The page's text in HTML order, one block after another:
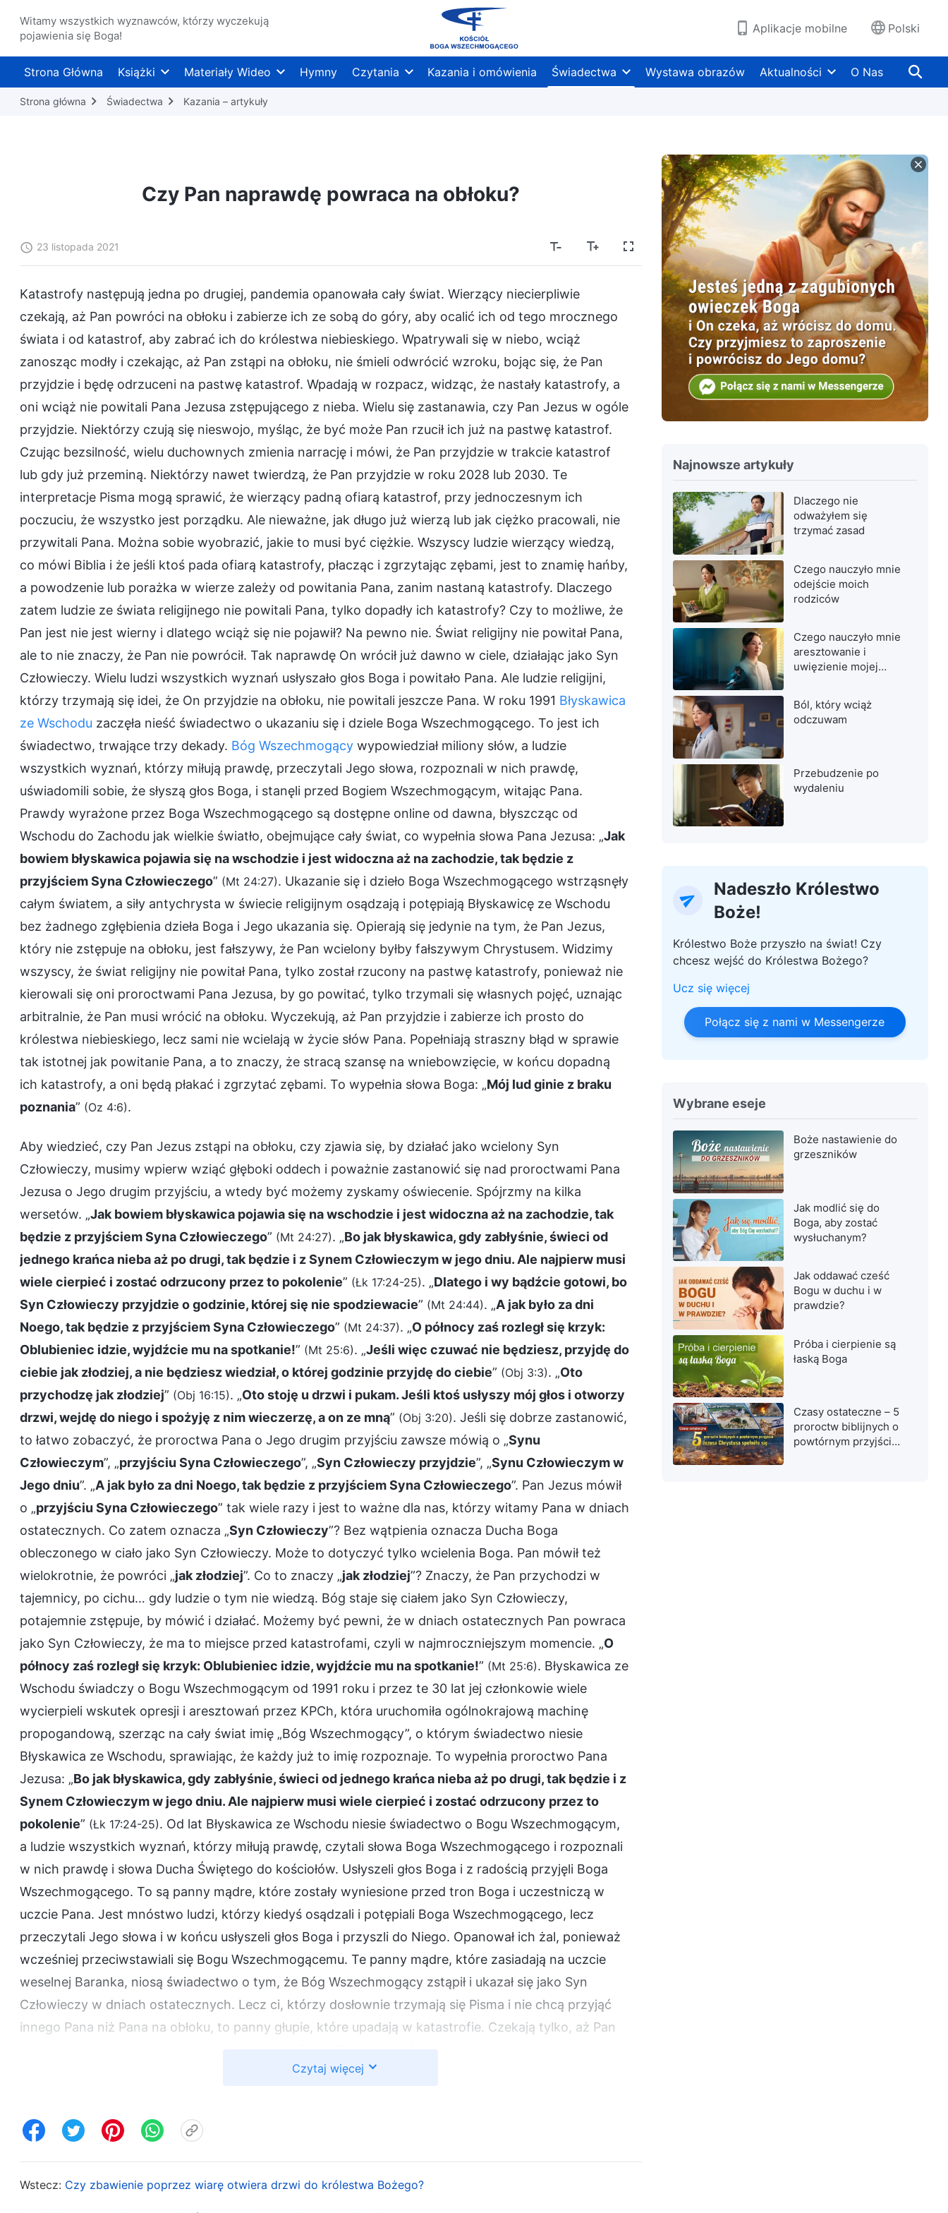
Witamy wszystkich wyznawców, którzy wyczekują
pojawienia się Boga!
Aplikacje mobilne Polski
Strona Główna Książki Materiały Wideo Hymny Czytania Kazania i omówienia Świadectwa Wystawa obrazów Aktualności O Nas
Strona główna Świadectwa Kazania – artykuły
Czy Pan naprawdę powraca na obłoku?
23 listopada 2021
Katastrofy następują jedna po drugiej, pandemia opanowała cały świat. Wierzący niecierpliwie
czekają, aż Pan powróci na obłoku i zabierze ich ze sobą do góry, aby ocalić ich od tego mrocznego
świata i od katastrof, aby zabrać ich do królestwa niebieskiego. Wpatrywali się w niebo, wciąż
zanosząc modły i czekając, aż Pan zstąpi na obłoku, nie śmieli odwrócić wzroku, bojąc się, że Pan
przyjdzie i będę odrzuceni na pastwę katastrof. Wpadają w rozpacz, widząc, że nastały katastrofy, a
oni wciąż nie powitali Pana Jezusa zstępującego z nieba. Wielu się zastanawia, czy Pan Jezus w ogóle
przyjdzie. Niektórzy czują się nieswojo, myśląc, że być może Pan rzucił ich już na pastwę katastrof.
Czując bezsilność, wielu duchownych zmienia narrację i mówi, że Pan przyjdzie w trakcie katastrof
lub gdy już przeminą. Niektórzy nawet twierdzą, że Pan przyjdzie w roku 2028 lub 2030. Te
interpretacje Pisma mogą sprawić, że wierzący padną ofiarą katastrof, przy jednoczesnym ich
poczuciu, że wszystko jest porządku. Ale nieważne, jak długo już wierzą lub jak ciężko pracowali, nie
przywitali Pana. Można sobie wyobrazić, jakie to musi być ciężkie. Wszyscy ludzie wierzący wiedzą,
co mówi Biblia i że jeśli ktoś pada ofiarą katastrofy, płacząc i zgrzytając zębami, jest to znamię hańby,
a powodzenie lub porażka w wierze zależy od powitania Pana, zanim nastaną katastrofy. Dlaczego
zatem ludzie ze świata religijnego nie powitali Pana, tylko dopadły ich katastrofy? Czy to możliwe, że
Pan jest nie jest wierny i dlatego wciąż się nie pojawił? Na pewno nie. Świat religijny nie powitał Pana,
ale to nie znaczy, że Pan nie powrócił. Tak naprawdę On wrócił już dawno w ciele, działając jako Syn
Człowieczy. Wielu ludzi wszystkich wyznań usłyszało głos Boga i powitało Pana. Ale ludzie religijni,
którzy trzymają się idei, że On przyjdzie na obłoku, nie powitali jeszcze Pana. W roku 1991 Błyskawica
ze Wschodu zaczęła nieść świadectwo o ukazaniu się i dziele Boga Wszechmogącego. To jest ich
świadectwo, trwające trzy dekady. Bóg Wszechmogący wypowiedział miliony słów, a ludzie
wszystkich wyznań, którzy miłują prawdę, przeczytali Jego słowa, rozpoznali w nich prawdę,
uświadomili sobie, że słyszą głos Boga, i stanęli przed Bogiem Wszechmogącym, witając Pana.
Prawdy wyrażone przez Boga Wszechmogącego są dostępne online od dawna, błyszcząc od
Wschodu do Zachodu jak wielkie światło, obejmujące cały świat, co wypełnia słowa Pana Jezusa: „Jak
bowiem błyskawica pojawia się na wschodzie i jest widoczna aż na zachodzie, tak będzie z
przyjściem Syna Człowieczego” (Mt 24:27). Ukazanie się i dzieło Boga Wszechmogącego wstrząsnęły
całym światem, a siły antychrysta w świecie religijnym osądzają i potępiają Błyskawicę ze Wschodu
bez żadnego zgłębienia dzieła Boga i Jego ukazania się. Opierają się jedynie na tym, że Pan Jezus,
który nie zstępuje na obłoku, jest fałszywy, że Pan wcielony byłby fałszywym Chrystusem. Widzimy
wszyscy, że świat religijny nie powitał Pana, tylko został rzucony na pastwę katastrofy, ponieważ nie
kierowali się oni proroctwami Pana Jezusa, by go powitać, tylko trzymali się własnych pojęć, uznając
arbitralnie, że Pan musi wrócić na obłoku. Wyczekują, aż Pan przyjdzie i zabierze ich prosto do
królestwa niebieskiego, lecz sami nie wcielają w życie słów Pana. Popełniają straszny błąd w sprawie
tak istotnej jak powitanie Pana, a to znaczy, że stracą szansę na wniebowzięcie, w końcu dopadną
ich katastrofy, a oni będą płakać i zgrzytać zębami. To wypełnia słowa Boga: „Mój lud ginie z braku
poznania” (Oz 4:6).
Aby wiedzieć, czy Pan Jezus zstąpi na obłoku, czy zjawia się, by działać jako wcielony Syn
Człowieczy, musimy wpierw wziąć głęboki oddech i poważnie zastanowić się nad proroctwami Pana
Jezusa o Jego drugim przyjściu, a wtedy być możemy zyskamy oświecenie. Spójrzmy na kilka
wersetów. „Jak bowiem błyskawica pojawia się na wschodzie i jest widoczna aż na zachodzie, tak
będzie z przyjściem Syna Człowieczego” (Mt 24:27). „Bo jak błyskawica, gdy zabłyśnie, świeci od
jednego krańca nieba aż po drugi, tak będzie i z Synem Człowieczym w jego dniu. Ale najpierw musi
wiele cierpieć i zostać odrzucony przez to pokolenie” (Łk 17:24-25). „Dlatego i wy bądźcie gotowi, bo
Syn Człowieczy przyjdzie o godzinie, której się nie spodziewacie” (Mt 24:44). „A jak było za dni
Noego, tak będzie z przyjściem Syna Człowieczego” (Mt 24:37). „O północy zaś rozległ się krzyk:
Oblubieniec idzie, wyjdźcie mu na spotkanie!” (Mt 25:6). „Jeśli więc czuwać nie będziesz, przyjdę do
ciebie jak złodziej, a nie będziesz wiedział, o której godzinie przyjdę do ciebie” (Obj 3:3). „Oto
przychodzę jak złodziej” (Obj 16:15). „Oto stoję u drzwi i pukam. Jeśli ktoś usłyszy mój głos i otworzy
drzwi, wejdę do niego i spożyję z nim wieczerzę, a on ze mną” (Obj 3:20). Jeśli się dobrze zastanowić,
to łatwo zobaczyć, że proroctwa Pana o Jego drugim przyjściu zawsze mówią o „Synu
Człowieczym”, „przyjściu Syna Człowieczego”, „Syn Człowieczy przyjdzie”, „Synu Człowieczym w
Jego dniu”. „A jak było za dni Noego, tak będzie z przyjściem Syna Człowieczego”. Pan Jezus mówił
o „przyjściu Syna Człowieczego” tak wiele razy i jest to ważne dla nas, którzy witamy Pana w dniach
ostatecznych. Co zatem oznacza „Syn Człowieczy”? Bez wątpienia oznacza Ducha Boga
obleczonego w ciało jako Syn Człowieczy. Może to dotyczyć tylko wcielenia Boga. Pan mówił też
wielokrotnie, że powróci „jak złodziej”. Co to znaczy „jak złodziej”? Znaczy, że Pan przychodzi w
tajemnicy, po cichu… gdy ludzie o tym nie wiedzą. Bóg staje się ciałem jako Syn Człowieczy,
potajemnie zstępuje, by mówić i działać. Możemy być pewni, że w dniach ostatecznych Pan powraca
jako Syn Człowieczy, że ma to miejsce przed katastrofami, czyli w najmroczniejszym momencie. „O
północy zaś rozległ się krzyk: Oblubieniec idzie, wyjdźcie mu na spotkanie!” (Mt 25:6). Błyskawica ze
Wschodu świadczy o Bogu Wszechmogącym od 1991 roku i przez te 30 lat jej członkowie wiele
wycierpieli wskutek opresji i aresztowań przez KPCh, która uruchomiła ogólnokrajową machinę
propogandową, szerząc na cały świat imię „Bóg Wszechmogący”, o którym świadectwo niesie
Błyskawica ze Wschodu, sprawiając, że każdy już to imię rozpoznaje. To wypełnia proroctwo Pana
Jezusa: „Bo jak błyskawica, gdy zabłyśnie, świeci od jednego krańca nieba aż po drugi, tak będzie i z
Synem Człowieczym w jego dniu. Ale najpierw musi wiele cierpieć i zostać odrzucony przez to
pokolenie” (Łk 17:24-25). Od lat Błyskawica ze Wschodu niesie świadectwo o Bogu Wszechmogącym,
a ludzie wszystkich wyznań, którzy miłują prawdę, czytali słowa Boga Wszechmogącego i rozpoznali
w nich prawdę i słowa Ducha Świętego do kościołów. Usłyszeli głos Boga i z radością przyjęli Boga
Wszechmogącego. To są panny mądre, które zostały wyniesione przed tron Boga i uczestniczą w
uczcie Pana. Jest mnóstwo ludzi, którzy kiedyś osądzali i potępiali Boga Wszechmogącego, lecz
przeczytali Jego słowa i w końcu usłyszeli głos Boga i przyszli do Niego. Opanował ich żal, ponieważ
wcześniej przeciwstawiali się Bogu Wszechmogącemu. Te panny mądre, które zasiadają na uczcie
weselnej Baranka, niosą świadectwo o tym, że Bóg Wszechmogący zstąpił i ukazał się jako Syn
Człowieczy w dniach ostatecznych. Lecz ci, którzy dosłownie trzymają się Pisma i nie chcą przyjąć
innego Pana niż Pana na obłoku, to panny głupie, które upadają w katastrofie. Czekają tylko, aż Pan
Pana, jest taki, że wierzą w biblijne proroctwa ludzi, a nie w proroctwa samego Pana Jezusa. Przyjmą
Syn Człowieczy. Są niewiarygodnie głupi i wodzeni na manowce! Pan mówił o „Synu Człowieczym”
wielokrotnie, gdy zapowiadał swój powrót, ale wielu „inteligentnych” duchownych i biblistów zupełnie
wypaczyło ideę Syna Człowieczego, popełniając wielki błąd. Są ofiarami swojej własnej inteligencji!
Bóg Wszechmogący wyraził wiele prawd, a oni wciąż nie chcą widzieć Go jako Syna Człowieczego.
Czytaj więcej
Wstecz: Czy zbawienie poprzez wiarę otwiera drzwi do królestwa Bożego?
Najnowsze artykuły
Dlaczego nie
odważyłem się
trzymać zasad
Czego nauczyło mnie
odejście moich
rodziców
Czego nauczyło mnie
aresztowanie i
uwięzienie mojej
Ból, który wciąż
odczuwam
Przebudzenie po
wydaleniu
Nadeszło Królestwo
Boże!
Królestwo Boże przyszło na świat! Czy
chcesz wejść do Królestwa Bożego?
Ucz się więcej
Połącz się z nami w Messengerze
Wybrane eseje
Boże nastawienie do
grzeszników
Jak modlić się do
Boga, aby zostać
wysłuchanym?
Jak oddawać cześć
Bogu w duchu i w
prawdzie?
Próba i cierpienie są
łaską Boga
Czasy ostateczne – 5
proroctw biblijnych o
powtórnym przyjściu